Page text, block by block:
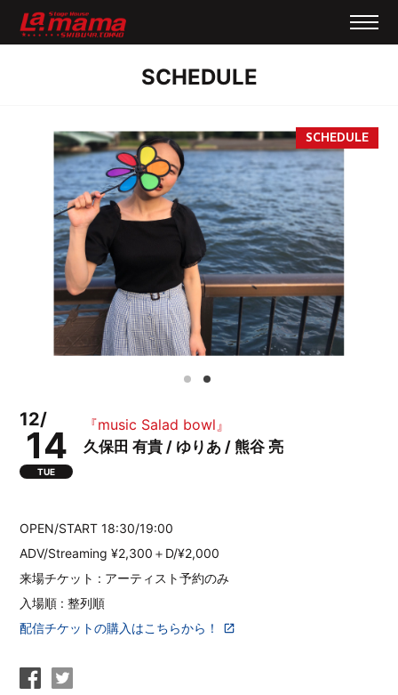
SCHEDULE
12/
14
TUE
『music Salad bowl』
久保田 有貴 / ゆりあ / 熊谷 亮
OPEN/START 18:30/19:00
ADV/Streaming ¥2,300＋D/¥2,000
来場チケット : アーティスト予約のみ
入場順 : 整列順
配信チケットの購入はこちらから！